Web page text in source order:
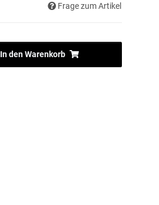
Frage zum Artikel
In den Warenkorb